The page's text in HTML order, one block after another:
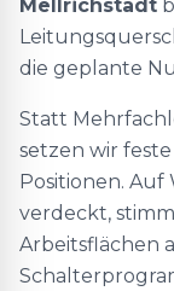
Mellrichstadt
die geplante
Statt
setzen wir
Positionen.
verdeckt,
Arbeitsflächen